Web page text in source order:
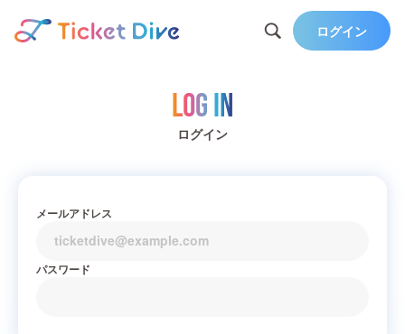
ログイン
Log in
ログイン
メールアドレス
パスワード